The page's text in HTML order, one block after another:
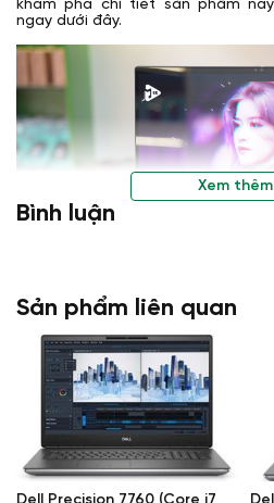
khám phá chi tiết sản phẩm
ngay dưới đây.
Thông tin sản phẩm
7670
Thiết kế Dell Precision 7670
Thiết kế của Dell precision 7670
mới, với ngoại hình hoàn toàn mới
Xem thêm
Bình luận
Sản phẩm liên quan